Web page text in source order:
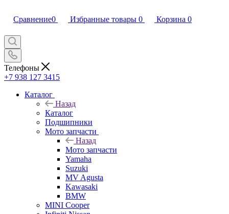
Сравнение0 Избранные товары 0 Корзина 0
Телефоны
+7 938 127 3415
Каталог
Назад
Каталог
Подшипники
Мото запчасти
Назад
Мото запчасти
Yamaha
Suzuki
MV Agusta
Kawasaki
BMW
MINI Cooper